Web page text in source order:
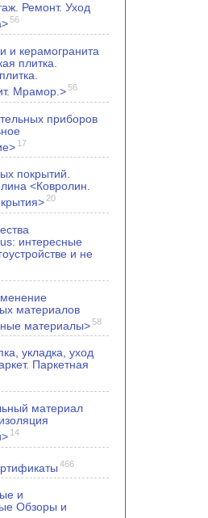
Ремонт. Уход
56
и керамогранита
плитка.
Мрамор.>56
приборов
17
покрытий.
<Ковролин.
20
интересные
и не
материалов
материалы>58
укладка, уход
Паркетная
материал
14
466
и
Обзоры и